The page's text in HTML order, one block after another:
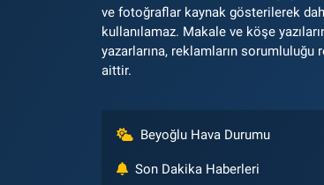
ve fotoğraflar kaynak gösterilerek
kullanılamaz. Makale ve köşe
yazarlarına, reklamların sorumluluğu
aittir.
Beyoğlu Hava Durumu
Son Dakika Haberleri